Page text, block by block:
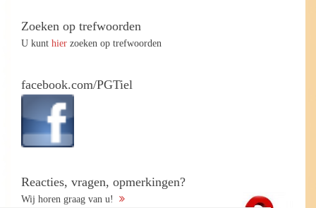
Zoeken op trefwoorden
U kunt hier zoeken op trefwoorden
facebook.com/PGTiel
Reacties, vragen, opmerkingen?
Wij horen graag van u!